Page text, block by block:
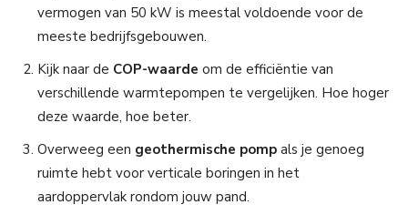
vermogen van 50 kW is meestal voldoende voor de
meeste bedrijfsgebouwen.
Kijk naar de COP-waarde om de efficiëntie van
verschillende warmtepompen te vergelijken. Hoe hoger
deze waarde, hoe beter.
Overweeg een geothermische pomp als je genoeg
ruimte hebt voor verticale boringen in het
aardoppervlak rondom jouw pand.